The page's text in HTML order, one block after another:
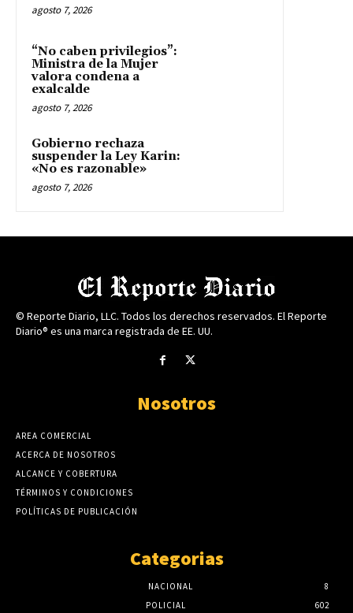
agosto 7, 2026
“No caben privilegios”:
Ministra de la Mujer
valora condena a
exalcalde
agosto 7, 2026
Gobierno rechaza
suspender la Ley Karin:
«No es razonable»
agosto 7, 2026
© Reporte Diario, LLC. Todos los derechos reservados. El Reporte
Diario® es una marca registrada de EE. UU.
Nosotros
AREA COMERCIAL
ACERCA DE NOSOTROS
ALCANCE Y COBERTURA
TÉRMINOS Y CONDICIONES
POLÍTICAS DE PUBLICACIÓN
Categorias
NACIONAL
8
POLICIAL
602